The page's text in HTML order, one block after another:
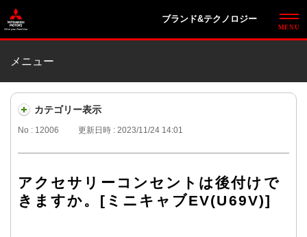
ブランド&テクノロジー
メニュー
カテゴリー表示
No : 12006 更新日時 : 2023/11/24 14:01
アクセサリーコンセントは後付けで
きますか。[ミニキャブEV(U69V)]